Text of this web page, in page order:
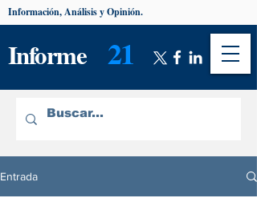
Informe 21
Información, Análisis y Opinión.
Entrada